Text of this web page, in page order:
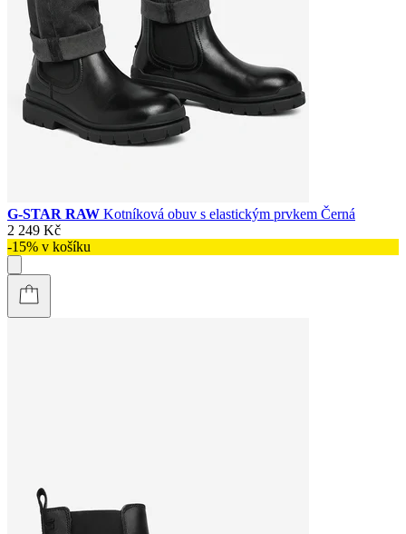
G-STAR RAW Kotníková obuv s elastickým prvkem Černá
2 249 Kč
-15% v košíku